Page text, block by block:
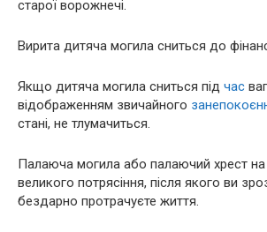
старої ворожнечі.
Вирита дитяча могила сниться до
Якщо дитяча могила сниться під час
відображенням звичайного
стані, не тлумачиться.
Палаюча могила або палаючий хрест на
великого потрясіння, після якого ви
бездарно протрачуєте життя.